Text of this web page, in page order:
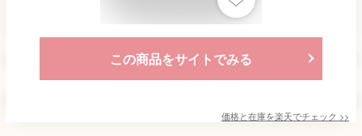
この商品をサイトでみる
価格と在庫を楽天でチェック >>